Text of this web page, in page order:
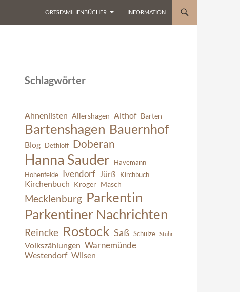
ORTSFAMILIENBÜCHER INFORMATION
Schlagwörter
Ahnenlisten Allershagen Althof Barten
Bartenshagen Bauernhof
Blog Dethloff Doberan
Hanna Sauder
Havemann
Hohenfelde Ivendorf Jürß Kirchbuch
Kirchenbuch Kröger Masch
Mecklenburg Parkentin
Parkentiner Nachrichten
Reincke Rostock Saß Schulze Stuhr
Volkszählungen Warnemünde
Westendorf Wilsen